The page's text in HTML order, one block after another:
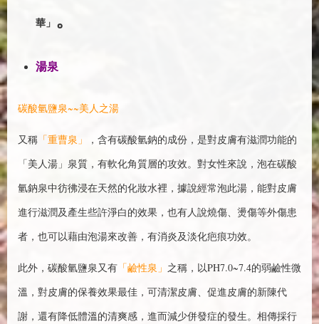
華」 。
湯泉
碳酸氫鹽泉~~美人之湯
又稱 「重曹泉」
，含有碳酸氫鈉的成份，是對皮膚有滋潤功能的
「美人湯」泉質，有軟化角質層的攻效。對女性來說，泡在碳酸
氫鈉泉中彷彿浸在天然的化妝水裡，據說經常泡此湯，能對皮膚
進行滋潤及產生些許淨白的效果，也有人說燒傷、燙傷等外傷患
者，也可以藉由泡湯來改善，有消炎及淡化疤痕功效。
此外，碳酸氫鹽泉又有 「鹼性泉」 之稱，以PH7.0~7.4的弱鹼性微
溫，對皮膚的保養效果最佳，可清潔皮膚、促進皮膚的新陳代
謝，還有降低體溫的清爽感，進而減少併發症的發生。相傳採行